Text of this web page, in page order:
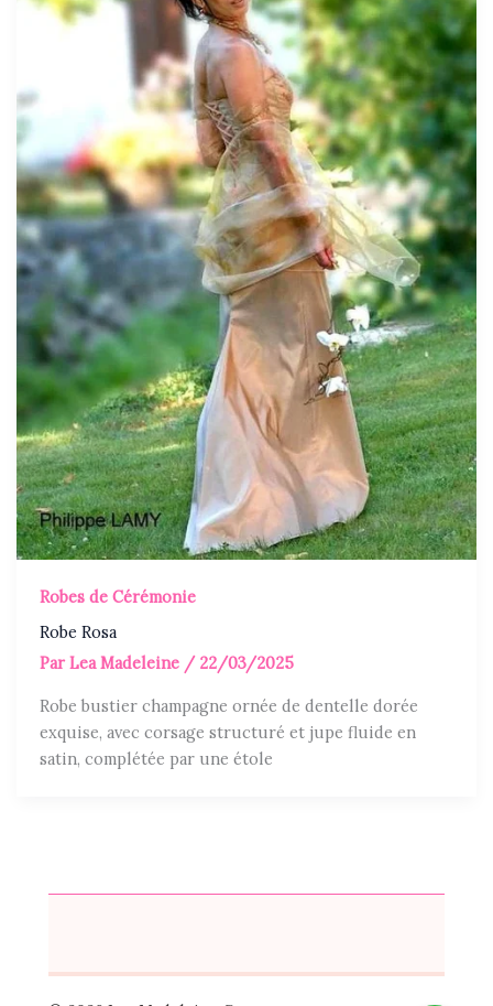
Robes de Cérémonie
Robe Rosa
ParLea Madeleine / 22/03/2025
Robe bustier champagne ornée de dentelle dorée
exquise, avec corsage structuré et jupe fluide en
satin, complétée par une étole